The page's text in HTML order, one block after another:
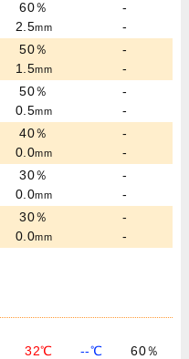
60％
2.5mm
-
-
50％
1.5mm
-
-
50％
0.5mm
-
-
40％
0.0mm
-
-
30％
0.0mm
-
-
30％
0.0mm
-
-
32℃ --℃ 60％